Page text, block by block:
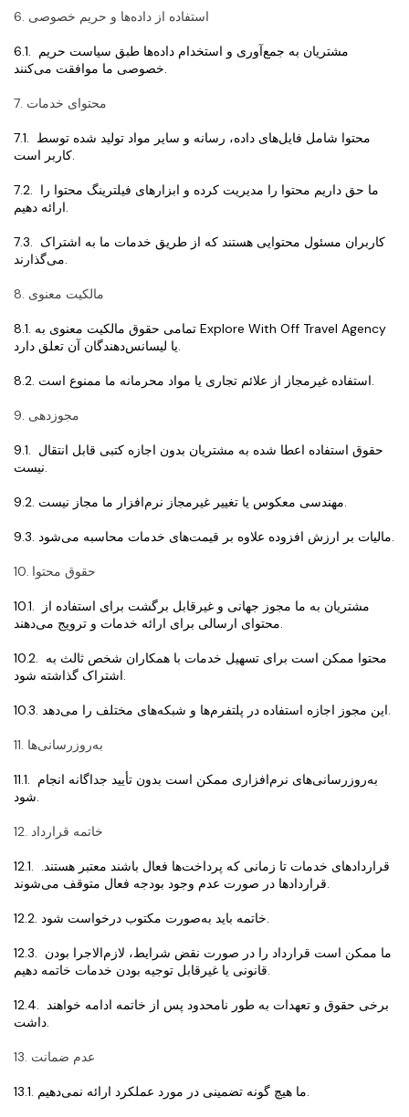
6. استفاده از داده‌ها و حریم خصوصی
6.1. مشتریان به جمع‌آوری و استخدام داده‌ها طبق سیاست حریم
خصوصی ما موافقت می‌کنند.
7. محتوای خدمات
7.1. محتوا شامل فایل‌های داده، رسانه و سایر مواد تولید شده توسط
کاربر است.
7.2. ما حق داریم محتوا را مدیریت کرده و ابزارهای فیلترینگ محتوا را
ارائه دهیم.
7.3. کاربران مسئول محتوایی هستند که از طریق خدمات ما به اشتراک
می‌گذارند.
8. مالکیت معنوی
8.1. تمامی حقوق مالکیت معنوی به Explore With Off Travel Agency
یا لیسانس‌دهندگان آن تعلق دارد.
8.2. استفاده غیرمجاز از علائم تجاری یا مواد محرمانه ما ممنوع است.
9. مجوزدهی
9.1. حقوق استفاده اعطا شده به مشتریان بدون اجازه کتبی قابل انتقال
نیست.
9.2. مهندسی معکوس یا تغییر غیرمجاز نرم‌افزار ما مجاز نیست.
9.3. مالیات بر ارزش افزوده علاوه بر قیمت‌های خدمات محاسبه می‌شود.
10. حقوق محتوا
10.1. مشتریان به ما مجوز جهانی و غیرقابل برگشت برای استفاده از
محتوای ارسالی برای ارائه خدمات و ترویج می‌دهند.
10.2. محتوا ممکن است برای تسهیل خدمات با همکاران شخص ثالث به
اشتراک گذاشته شود.
10.3. این مجوز اجازه استفاده در پلتفرم‌ها و شبکه‌های مختلف را می‌دهد.
11. به‌روزرسانی‌ها
11.1. به‌روزرسانی‌های نرم‌افزاری ممکن است بدون تأیید جداگانه انجام
شود.
12. خاتمه قرارداد
12.1. قراردادهای خدمات تا زمانی که پرداخت‌ها فعال باشند معتبر هستند.
قراردادها در صورت عدم وجود بودجه فعال متوقف می‌شوند.
12.2. خاتمه باید به‌صورت مکتوب درخواست شود.
12.3. ما ممکن است قرارداد را در صورت نقض شرایط، لازم‌الاجرا بودن
قانونی یا غیرقابل توجیه بودن خدمات خاتمه دهیم.
12.4. برخی حقوق و تعهدات به طور نامحدود پس از خاتمه ادامه خواهند
داشت.
13. عدم ضمانت
13.1. ما هیچ گونه تضمینی در مورد عملکرد ارائه نمی‌دهیم.